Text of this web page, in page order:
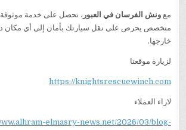
معونش الفرسان في العبور ، تحصل على خدمة
متخصص يحرص على نقل سيارتك بأمان إلى أي مكان
خارجها.
لزيارة موقعنا
https://knightsrescuewinch.com
لاراء العملاء
elmasry-news.net/2026/03/blog-